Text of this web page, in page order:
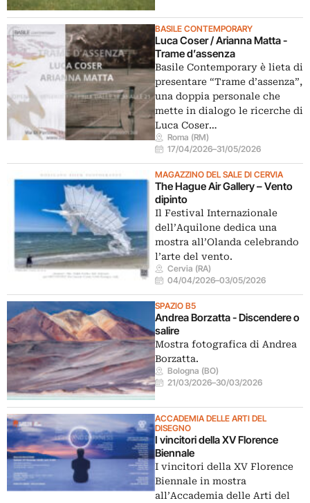
BASILE CONTEMPORARY
Luca Coser / Arianna Matta -
Trame d’assenza
Basile Contemporary è lieta di
presentare “Trame d’assenza”,
una doppia personale che
mette in dialogo le ricerche di
Luca Coser…
Roma (RM)
17/04/2026–31/05/2026
MAGAZZINO DEL SALE DI CERVIA
The Hague Air Gallery – Vento
dipinto
Il Festival Internazionale
dell’Aquilone dedica una
mostra all’Olanda celebrando
l’arte del vento.
Cervia (RA)
04/04/2026–03/05/2026
SPAZIO B5
Andrea Borzatta - Discendere o
salire
Mostra fotografica di Andrea
Borzatta.
Bologna (BO)
21/03/2026–30/03/2026
ACCADEMIA DELLE ARTI DEL
DISEGNO
I vincitori della XV Florence
Biennale
I vincitori della XV Florence
Biennale in mostra
all’Accademia delle Arti del